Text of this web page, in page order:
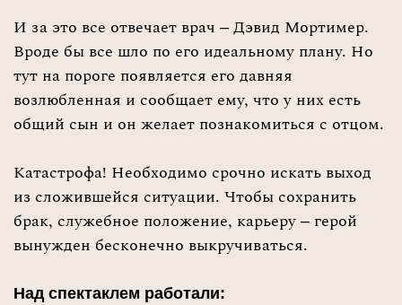
И за это все отвечает врач – Дэвид Мортимер.
Вроде бы все шло по его идеальному плану. Но
тут на пороге появляется его давняя
возлюбленная и сообщает ему, что у них есть
общий сын и он желает познакомиться с отцом.
Катастрофа! Необходимо срочно искать выход
из сложившейся ситуации. Чтобы сохранить
брак, служебное положение, карьеру – герой
вынужден бесконечно выкручиваться.
Над спектаклем работали: